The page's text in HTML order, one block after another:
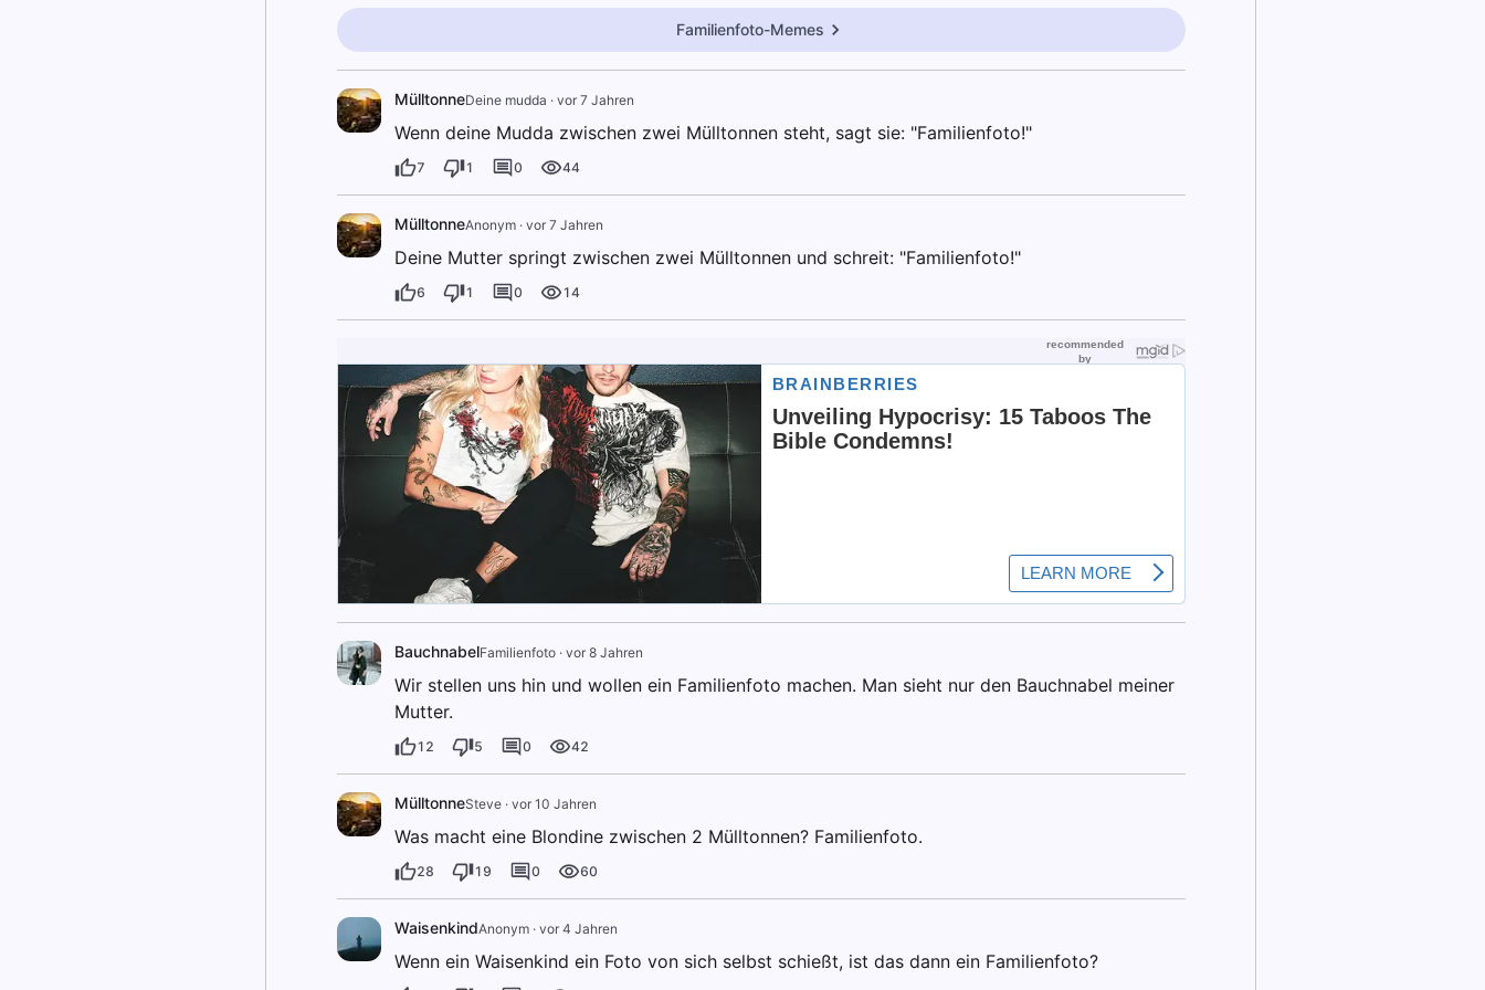
Familienfoto-Memes
MülltonneDeine mudda · vor 7 Jahren
Wenn deine Mudda zwischen zwei Mülltonnen steht, sagt sie: "Familienfoto!"
7 1 0 44
MülltonneAnonym· vor 7 Jahren
Deine Mutter springt zwischen zwei Mülltonnen und schreit: "Familienfoto!"
6 1 0 14
BauchnabelFamilienfoto· vor 8 Jahren
Wir stellen uns hin und wollen ein Familienfoto machen. Man sieht nur den Bauchnabel meiner
Mutter.
12 5 0 42
MülltonneSteve· vor 10 Jahren
Was macht eine Blondine zwischen 2 Mülltonnen? Familienfoto.
28 19 0 60
WaisenkindAnonym· vor 4 Jahren
Wenn ein Waisenkind ein Foto von sich selbst schießt, ist das dann ein Familienfoto?